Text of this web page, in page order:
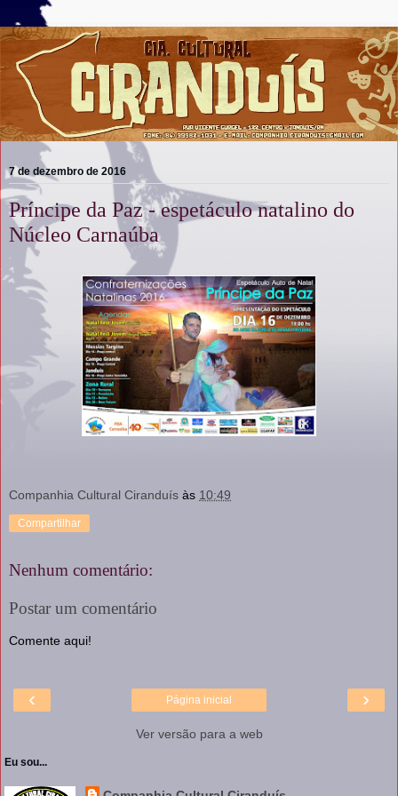
7 de dezembro de 2016
Príncipe da Paz - espetáculo natalino do
Núcleo Carnaúba
Companhia Cultural Ciranduís às 10:49
Compartilhar
Nenhum comentário:
Postar um comentário
Comente aqui!
‹ ›
Página inicial
Ver versão para a web
Eu sou...